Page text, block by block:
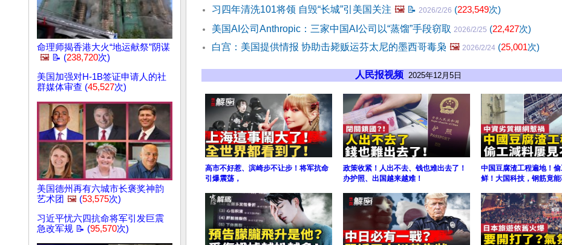
命理师揭香港大火“地运献祭”阴谋
🖼️ 📝 (238,720次)
美国加强对H-1B签证申请人的社
群媒体审查 (45,527次)
美国德州再有六城市长褒奖神韵
艺术团 🖼️ (53,575次)
习近平忧六四抗命将军引发巨震
急改军规 📝 (95,570次)
习四年清洗101将领 自毁“长城”引美国关注 🖼️ 📝 2026/2/26 (223,549次)
美国AI公司Anthropic：三家中国AI公司以“蒸馏”手段窃取 2026/2/25 (22,427次)
白宫：美国提供情报 协助击毙贩运芬太尼的墨西哥毒枭 🖼️ 2026/2/24 (25,001次)
人民报视频 2025年12月5日
高市不好惹、滨崎步不让步！将军抗命
引爆震荡，
政策收紧！人出不去、钱也难出去了！
办护照、出国越来越难！
中国豆腐渣工程遍地！
鲜！大国科技，钢筋竟能